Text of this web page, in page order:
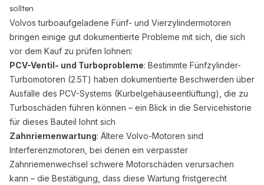
sollten
Volvos turboaufgeladene Fünf- und Vierzylindermotoren
bringen einige gut dokumentierte Probleme mit sich, die sich
vor dem Kauf zu prüfen lohnen:
PCV-Ventil- und Turboprobleme: Bestimmte Fünfzylinder-
Turbomotoren (2.5T) haben dokumentierte Beschwerden über
Ausfälle des PCV-Systems (Kurbelgehäuseentlüftung), die zu
Turboschäden führen können – ein Blick in die Servicehistorie
für dieses Bauteil lohnt sich
Zahnriemenwartung: Ältere Volvo-Motoren sind
Interferenzmotoren, bei denen ein verpasster
Zahnriemenwechsel schwere Motorschäden verursachen
kann – die Bestätigung, dass diese Wartung fristgerecht